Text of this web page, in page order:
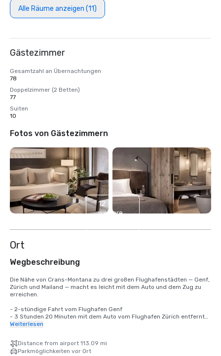
Alle Räume anzeigen (11)
Gästezimmer
Gesamtzahl an Übernachtungen
78
Doppelzimmer (2 Betten)
77
Suiten
10
Fotos von Gästezimmern
12
weitere
Ort
Wegbeschreibung
Die Nähe von Crans-Montana zu drei großen Flughafenstädten — Genf,
Zürich und Mailand — macht es leicht mit dem Auto und dem Zug zu
erreichen.
- 2-stündige Fahrt vom Flughafen Genf
- 3 Stunden 20 Minuten mit dem Auto vom Flughafen Zürich entfernt
- 3 Stunden 40 Minuten mit dem Auto von Mailand entfernt
Gäste, die mit Hybrid- oder Elektrofahrzeugen anreisen, je nach
Verfügbarkeit und gegen anfallende Gebühren. Darüber hinaus kann
Weiterlesen
Distance from airport 113.09 mi
Parkmöglichkeiten vor Ort